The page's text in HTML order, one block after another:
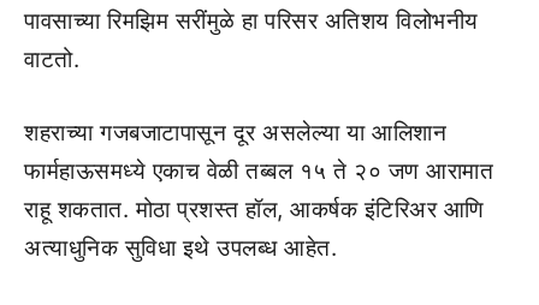
पावसाच्या रिमझिम सरींमुळे हा परिसर अतिशय विलोभनीय
वाटतो.
शहराच्या गजबजाटापासून दूर असलेल्या या आलिशान
फार्महाऊसमध्ये एकाच वेळी तब्बल १५ ते २० जण आरामात
राहू शकतात. मोठा प्रशस्त हॉल, आकर्षक इंटिरिअर आणि
अत्याधुनिक सुविधा इथे उपलब्ध आहेत.